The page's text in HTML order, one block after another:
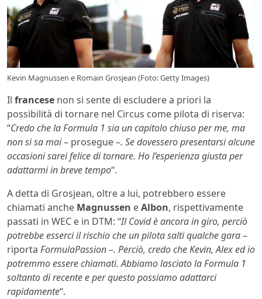
Kevin Magnussen e Romain Grosjean (Foto: Getty Images)
Il francese non si sente di escludere a priori la
possibilità di tornare nel Circus come pilota di riserva:
“Credo che la Formula 1 sia un capitolo chiuso per me, ma
non si sa mai– prosegue –. Se dovessero presentarsi alcune
occasioni sarei felice di tornare. Ho l’esperienza giusta per
adattarmi in breve tempo“.
A detta di Grosjean, oltre a lui, potrebbero essere
chiamati anche Magnussen eAlbon, rispettivamente
passati in WEC e in DTM: “Il Covid è ancora in giro, perciò
potrebbe esserci il rischio che un pilota salti qualche gara–
riporta FormulaPassion–. Perciò, credo che Kevin, Alex ed io
potremmo essere chiamati. Abbiamo lasciato la Formula 1
soltanto di recente e per questo possiamo adattarci
rapidamente“.